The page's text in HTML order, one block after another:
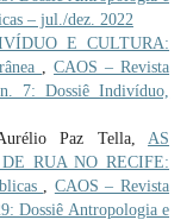
– jul./dez. 2022
E CULTURA:
,CAOS – Revista
7: Dossiê Indivíduo,
Paz Tella, AS
RUA NO RECIFE:
CAOS – Revista
Dossiê Antropologia e